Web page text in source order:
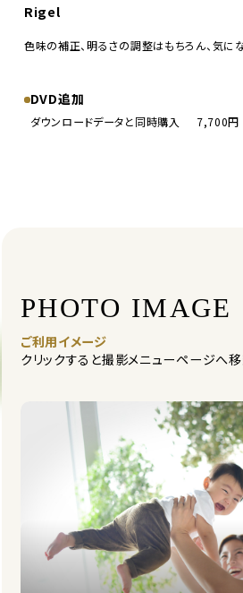
Rigel
色味の補正、明るさの調整はもちろん、気に
DVD追加
ダウンロードデータと同時購入 7,700円
PHOTO IMAGE
ご利用イメージ
クリックすると撮影メニューページへ移